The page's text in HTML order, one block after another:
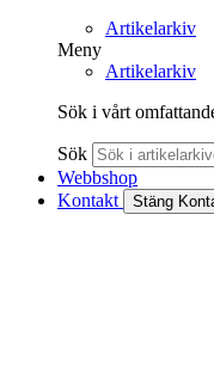
Artikelarkiv
Meny
Artikelarkiv
Sök i vårt
Sök
Webbshop
Kontakt
Stäng